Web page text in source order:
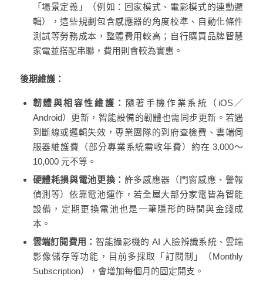
「場景定義」（例如：回家模式、電影模式的連動邏
輯），這些規劃包含感應器的角度校準、自動化條件
測試等勞務成本，整體費用較高；自行購買品牌智慧
家電並搭配串聯，費用則會較為實惠。
後期維護：
韌體與相容性維護：
隨著手機作業系統（iOS／
Android）更新，智能設備的韌體也需同步更新。若遇
到斷線或邏輯失效，專業團隊的到府查檢費、雲端伺
服器維護費（部分專業系統需收年費）約在 3,000～
10,000 元不等。
硬體耗損與電池更換： 許多感應器（門窗感應、警報
偵測等）依靠電池運作，若全屋大部分家電皆為智能
設備，定期更換電池也是一筆隱形的時間與金錢成
本。
雲端訂閱費用： 智能攝影機的 AI 人臉辨識系統、雲端
影像儲存等功能，目前多採取「訂閱制」（Monthly
Subscription），會增加每個月的固定開支。